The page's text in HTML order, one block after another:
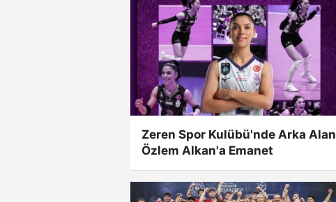
Zeren Spor Kulübü'nde Arka Alan
Özlem Alkan'a Emanet